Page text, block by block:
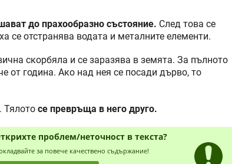
до прахообразно състояние. След това се
се отстранява водата и металните елементи.
скорбяла и се заразява в земята. За пълното
от година. Ако над нея се посади дърво, то
Тялото се превръща в него друго.
проблем/неточност в текста?
за повече качествено съдържание!